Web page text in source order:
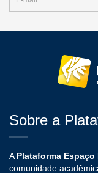
Sobre a
A Plataforma Espaço
comunidade